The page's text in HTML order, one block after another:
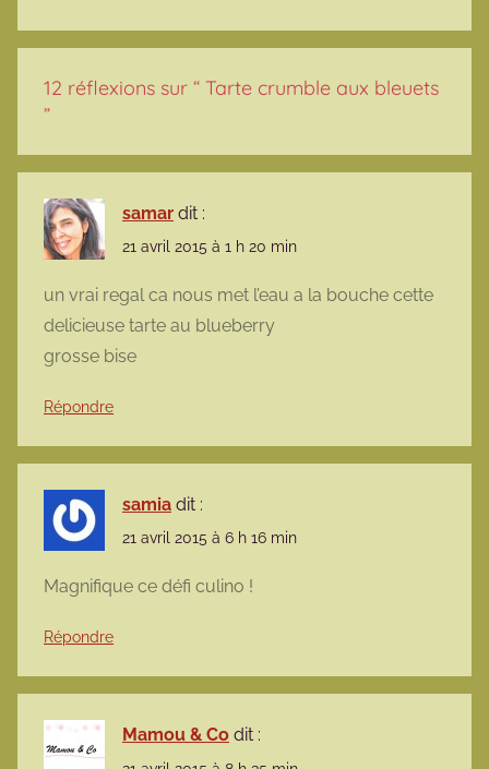
12 réflexions sur “ Tarte crumble aux bleuets
”
samar dit :
21 avril 2015 à 1 h 20 min
un vrai regal ca nous met l’eau a la bouche cette
delicieuse tarte au blueberry
grosse bise
Répondre
samia dit :
21 avril 2015 à 6 h 16 min
Magnifique ce défi culino !
Répondre
Mamou & Co dit :